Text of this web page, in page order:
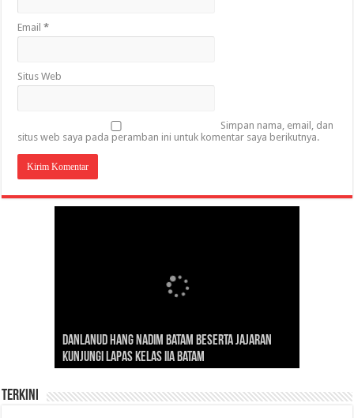
Email*
Situs Web
Simpan nama, email, dan
situs web saya pada peramban ini untuk komentar saya berikutnya.
Danlanud Hang Nadim Batam Beserta Jajaran
Kunjungi Lapas Kelas IIA Batam
Silaturahmi dan Reses Komite I DPD RI di Polda
Jambi Bahas Sinergitas Penanganan Narkotika
Edukasi Pembentukan Karakter Generasi
Penerus
Cepat Beroperasi Agar Bisa Layani Masyarakat
Penuhi Kebutuhannya
Nusantara: Ratu Wangsa, Wanita Berkelas
dengan Pengaruh Internasional
Terkini